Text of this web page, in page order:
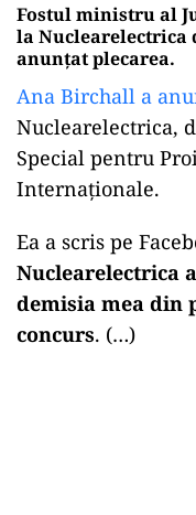
Fostul ministru al
la Nuclearelectrica
anunțat plecarea.
Ana Birchall a
Nuclearelectrica,
Special pentru
Internaționale.
Ea a scris pe
Nuclearelectrica
demisia mea din
concurs. (…)